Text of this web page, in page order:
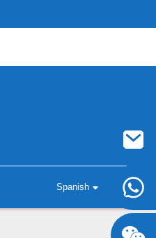
Spanish
+8617707697471